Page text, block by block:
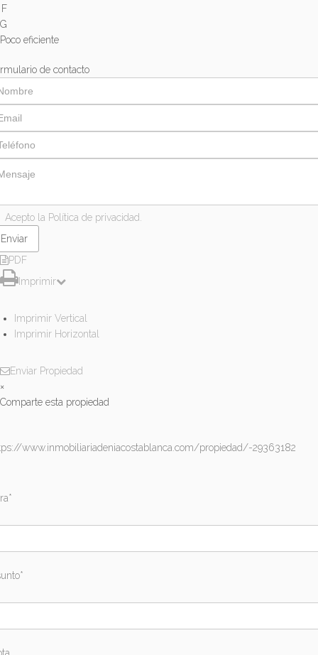
F
G
Poco eficiente
de contacto
Acepto la Política de privacidad.
PDF
Imprimir
Imprimir Vertical
Imprimir Horizontal
Enviar Propiedad
×
Comparte esta propiedad
www.inmobiliariadeniacostablanca.com/propiedad/-29363182